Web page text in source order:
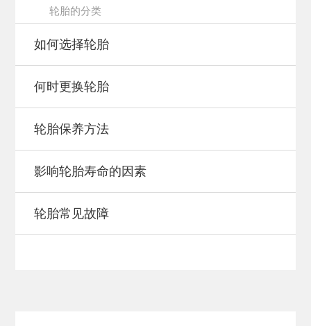
轮胎的分类
如何选择轮胎
何时更换轮胎
轮胎保养方法
影响轮胎寿命的因素
轮胎常见故障